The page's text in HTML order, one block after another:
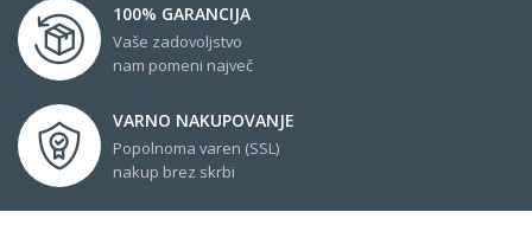
100% GARANCIJA
Vaše zadovoljstvo
nam pomeni največ
VARNO NAKUPOVANJE
Popolnoma varen (SSL)
nakup brez skrbi